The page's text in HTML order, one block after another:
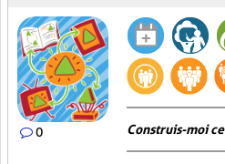
0 Construis-moi